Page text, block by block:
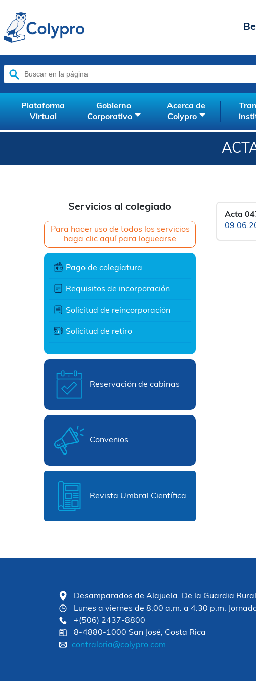
Buscar:
Plataforma
Virtual
Gobierno
Corporativo
Acerca de
Colypro
Servicios al colegiado
Para hacer uso de todos los servicios
haga clic aquí para loguearse
Pago de colegiatura
Requisitos de incorporación
Solicitud de reincorporación
Solicitud de retiro
Reservación de cabinas
Convenios
Revista Umbral Científica
Acta
Desamparados de Alajuela. De la Guardia
Lunes a viernes de 8:00 a.m. a 4:30 p.m.
+(506) 2437-8800
8-4880-1000 San José, Costa Rica
contraloria@colypro.com